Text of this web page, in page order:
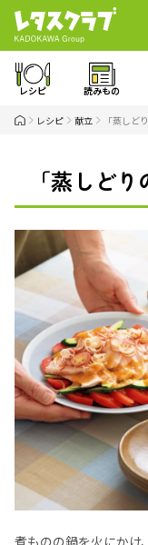
レシピ 読みもの
レシピ 献立 「蒸しど
「蒸しど
煮ものの鍋を火にかけ